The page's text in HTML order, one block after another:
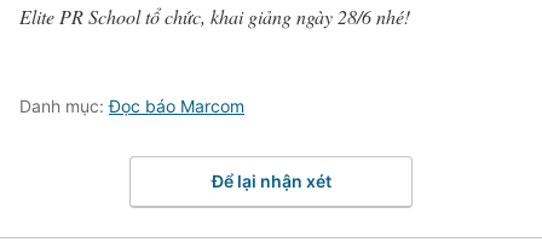
Elite PR School tổ chức, khai giảng ngày 28/6 nhé!
Danh mục:Đọc báo Marcom
Để lại nhận xét